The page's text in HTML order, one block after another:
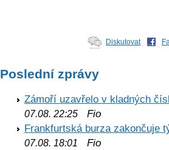
Diskutovat
Poslední zprávy
Zámoří uzavřelo v kladných
07.08. 22:25 Fio
Frankfurtská burza zakončuje
07.08. 18:01
Fio